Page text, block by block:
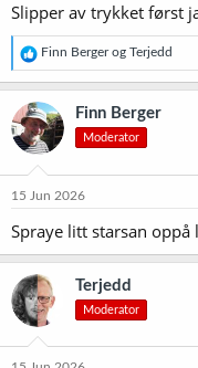
Slipper av trykket først
R
e
a
k
s
j
o
e
:
Finn Bergerog Terjedd
Finn Berger
Moderator
15 Jun 2026
Spraye litt starsan
Terjedd
Moderator